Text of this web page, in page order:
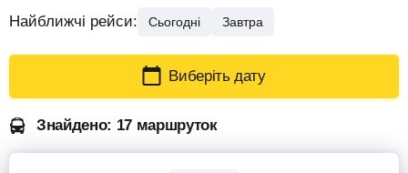
Найближчі рейси: Сьогодні Завтра
Виберіть дату
Знайдено: 17 маршруток